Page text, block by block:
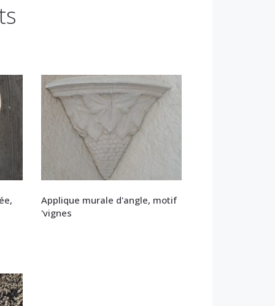
Applique murale d'angle, motif
'vignes